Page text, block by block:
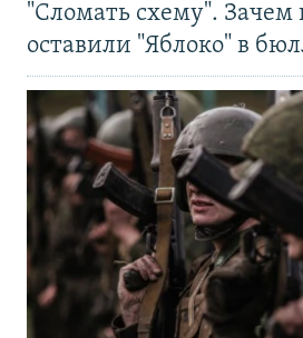
"Сломать схему". Зачем
оставили "Яблоко" в